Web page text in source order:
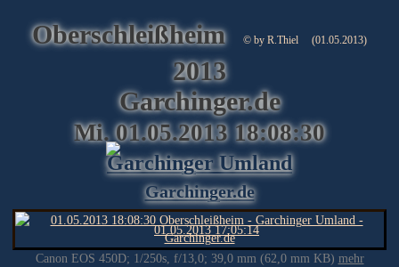
Oberschleißheim © by R.Thiel (01.05.2013)
2013
Garchinger.de
Mi. 01.05.2013 18:08:30
Garchinger Umland
Garchinger.de
Canon EOS 450D; 1/250s, f/13,0; 39,0 mm (62,0 mm KB) mehr